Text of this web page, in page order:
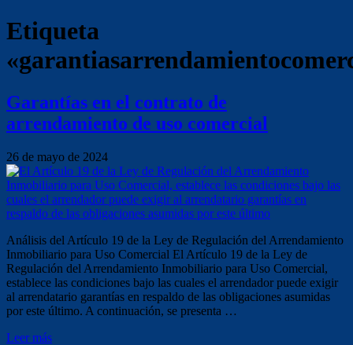
Etiqueta
Garantías en el contrato de
arrendamiento de uso comercial
26 de mayo de 2024
Análisis del Artículo 19 de la Ley de Regulación del Arrendamiento
Inmobiliario para Uso Comercial El Artículo 19 de la Ley de
Regulación del Arrendamiento Inmobiliario para Uso Comercial,
establece las condiciones bajo las cuales el arrendador puede exigir
al arrendatario garantías en respaldo de las obligaciones asumidas
por este último. A continuación, se presenta …
Leer más